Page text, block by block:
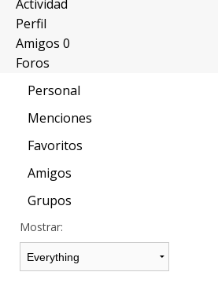
Entrar
Crear Cuenta
Actividad
Perfil
Amigos 0
Foros
Personal
Menciones
Favoritos
Amigos
Grupos
Mostrar: